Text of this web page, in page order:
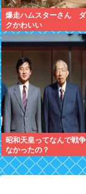
爆走ハムスターさん ダ
クかわいい
昭和天皇ってなんで戦
なかったの？